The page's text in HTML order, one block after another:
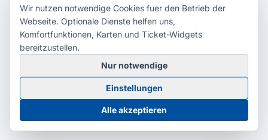
© 2026 Radio Potsdam. Webseite entwickelt durch dieMedienagentur
Babelsberg
BarrierefreiheitserklärungAGBDatenschutzImpressum
Cookie-Einstellungen
Wir nutzen notwendige Cookies fuer den Betrieb der
Webseite. Optionale Dienste helfen uns,
Komfortfunktionen, Karten und Ticket-Widgets
bereitzustellen.
Nur notwendige
Einstellungen
Alle akzeptieren